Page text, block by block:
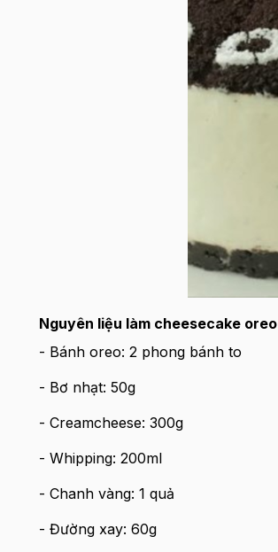
Nguyên liệu làm cheesecake oreo
- Bánh oreo: 2 phong bánh to
- Bơ nhạt: 50g
- Creamcheese: 300g
- Whipping: 200ml
- Chanh vàng: 1 quả
- Đường xay: 60g